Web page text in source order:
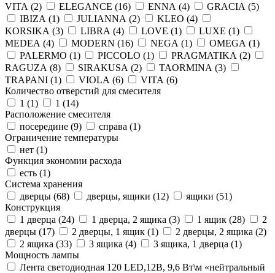
VITA (2) ELEGANCE (16) ENNA (4) GRACIA (5)
IBIZA (1) JULIANNA (2) KLEO (4)
KORSIKA (3) LIBRA (4) LOVE (1) LUXE (1)
MEDEA (4) MODERN (16) NEGA (1) OMEGA (1)
PALERMO (1) PICCOLO (1) PRAGMATIKA (2)
RAGUZA (8) SIRAKUSA (2) TAORMINA (3)
TRAPANI (1) VIOLA (6) VITA (6)
Количество отверстий для смесителя
1 (1) 1 (14)
Расположение смесителя
посередине (9) справа (1)
Ограничение температуры
нет (1)
Функция экономии расхода
есть (1)
Система хранения
дверцы (68) дверцы, ящики (12) ящики (51)
Конструкция
1 дверца (24) 1 дверца, 2 ящика (3) 1 ящик (28)
2
дверцы (17) 2 дверцы, 1 ящик (1) 2 дверцы, 2 ящика (2)
2 ящика (33) 3 ящика (4) 3 ящика, 1 дверца (1)
Мощность лампы
Лента светодиодная 120 LED,12В, 9,6 Вт\м «нейтральный